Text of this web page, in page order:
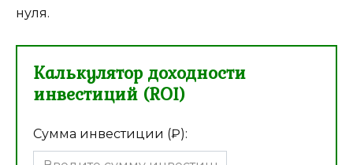
нуля.
Калькулятор доходности
инвестиций (ROI)
Сумма инвестиции (₽):